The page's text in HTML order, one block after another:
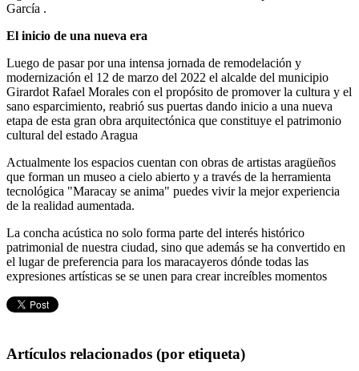
García .
El inicio de una nueva era
Luego de pasar por una intensa jornada de remodelación y
modernización el 12 de marzo del 2022 el alcalde del municipio
Girardot Rafael Morales con el propósito de promover la cultura y el
sano esparcimiento, reabrió sus puertas dando inicio a una nueva
etapa de esta gran obra arquitectónica que constituye el patrimonio
cultural del estado Aragua
Actualmente los espacios cuentan con obras de artistas aragüeños
que forman un museo a cielo abierto y a través de la herramienta
tecnológica "Maracay se anima" puedes vivir la mejor experiencia
de la realidad aumentada.
La concha acústica no solo forma parte del interés histórico
patrimonial de nuestra ciudad, sino que además se ha convertido en
el lugar de preferencia para los maracayeros dónde todas las
expresiones artísticas se se unen para crear increíbles momentos
Artículos relacionados (por etiqueta)